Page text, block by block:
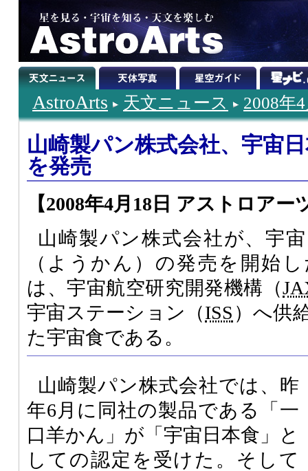
AstroArts 天文ニュース 2008年
山崎製パン株式会社、宇宙
を発売
【2008年4月18日 アストロアー
山崎製パン株式会社が、宇
（ようかん）の発売を開始
は、宇宙航空研究開発機構（
宇宙ステーション（ISS ）へ供
た宇宙食である。
山崎製パン株式会社では、昨
年6月に同社の製品である「一
口羊かん」が「宇宙日本食」と
しての認定を受けた。そして